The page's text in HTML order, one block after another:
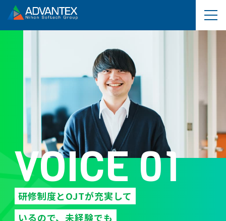
VOICE 01
研修制度とOJTが充実して
いるので、未経験でも